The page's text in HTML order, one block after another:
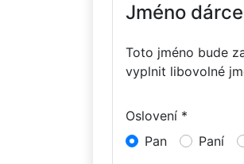
Jméno dárce
Toto jméno bude
vyplnit libovolné
Oslovení *
Pan
Paní